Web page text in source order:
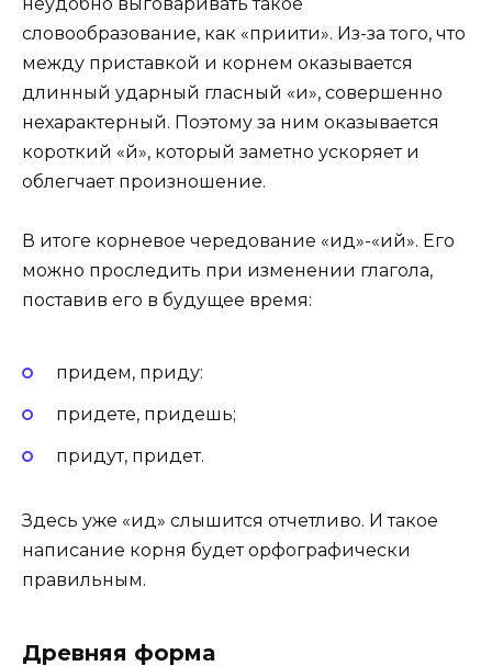
словообразование, как «приити». Из-за того, что
между приставкой и корнем оказывается
длинный ударный гласный «и», совершенно
нехарактерный. Поэтому за ним оказывается
короткий «й», который заметно ускоряет и
облегчает произношение.
В итоге корневое чередование «ид»-«ий». Его
можно проследить при изменении глагола,
поставив его в будущее время:
придем, приду:
придете, придешь;
придут, придет.
Здесь уже «ид» слышится отчетливо. И такое
написание корня будет орфографически
правильным.
Древняя форма